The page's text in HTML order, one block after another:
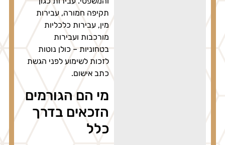
תקיפה חמורה, עבירות
מין, עבירות כלכליות
מורכבות ועבירות
בטחוניות – כולן נוטות
לזכות לשימוע לפני הגשת
כתב אישום.
מי הם הגורמים
הזכאים בדרך
כלל